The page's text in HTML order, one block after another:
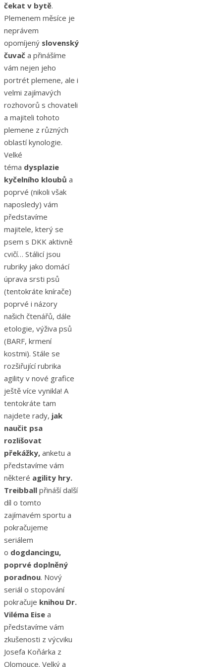
čekat v bytě.
Plemenem měsíce je
neprávem
opomíjený slovenský
čuvač a přinášíme
vám nejen jeho
portrét plemene, ale i
velmi zajímavých
rozhovorů s chovateli
a majiteli tohoto
plemene z různých
oblastí kynologie.
Velké
téma dysplazie
kyčelního kloubů a
poprvé (nikoli však
naposledy) vám
představíme
majitele, který se
psem s DKK aktivně
cvičí… Stálicí jsou
rubriky jako domácí
úprava srsti psů
(tentokráte knírače)
poprvé i názory
našich čtenářů, dále
etologie, výživa psů
(BARF, krmení
kostmi). Stále se
rozšiřující rubrika
agility v nové grafice
ještě více vynikla! A
tentokráte tam
najdete rady, jak
naučit psa
rozlišovat
překážky, anketu a
představíme vám
některé agility hry.
Treibball přináší další
díl o tomto
zajímavém sportu a
pokračujeme
seriálem
o dogdancingu,
poprvé doplněný
poradnou. Nový
seriál o stopování
pokračuje knihou Dr.
Viléma Eise a
představíme vám
zkušenosti z výcviku
Josefa Koňárka z
Olomouce. Velký a